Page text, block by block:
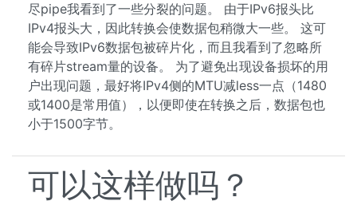
尽pipe我看到了一些分裂的问题。 由于IPv6报头比
IPv4报头大，因此转换会使数据包稍微大一些。 这可
能会导致IPv6数据包被碎片化，而且我看到了忽略所
有碎片stream量的设备。 为了避免出现设备损坏的用
户出现问题，最好将IPv4侧的MTU减less一点（1480
或1400是常用值），以便即使在转换之后，数据包也
小于1500字节。
可以这样做吗？